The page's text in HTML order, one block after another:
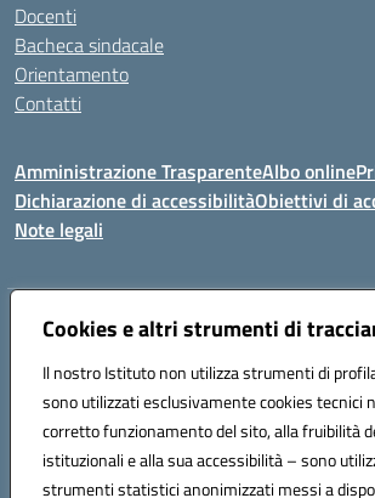
Cookies e altri strumenti di
Il nostro Istituto non utilizza strumenti di
sono utilizzati esclusivamente cookies tecnici
corretto funzionamento del sito, alla fruibilità
istituzionali e alla sua accessibilità – sono
strumenti statistici anonimizzati messi a
Docenti
Bacheca sindacale
Orientamento
Contatti
Amministrazione TrasparenteAlbo online
Dichiarazione di accessibilitàObiettivi di
Note legali
Indirizzo:Viale P. Togliatti snc 67039 Sulmona (AQ)
Posta elettronica certificata (PEC):
Codice fiscale: 92025400661
Codice meccanografico: AQIS01900G